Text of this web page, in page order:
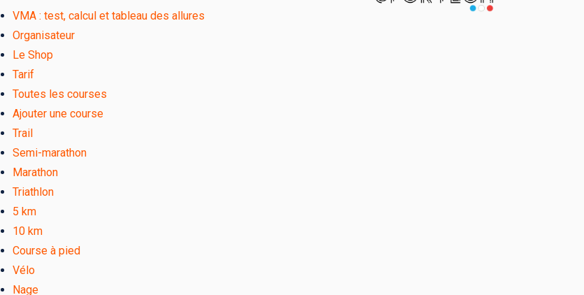
VMA : test, calcul et tableau des allures
Organisateur
Le Shop
Tarif
Toutes les courses
Ajouter une course
Trail
Semi-marathon
Marathon
Triathlon
5 km
10 km
Course à pied
Vélo
Nage